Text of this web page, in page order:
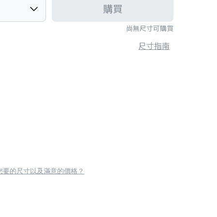
尚無尺寸可購買
購買
尺寸指南
要的尺寸以及滿意的價格？